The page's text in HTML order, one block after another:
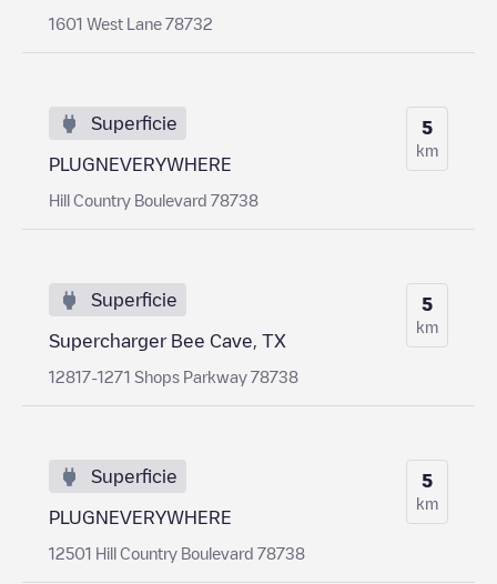
1601 West Lane 78732
Superficie
PLUGNEVERYWHERE
Hill Country Boulevard 78738
5
km
Superficie
Supercharger Bee Cave, TX
12817-1271 Shops Parkway 78738
5
km
Superficie
PLUGNEVERYWHERE
12501 Hill Country Boulevard 78738
5
km